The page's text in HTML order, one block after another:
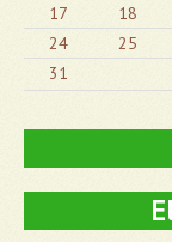
17
18
24
25
31